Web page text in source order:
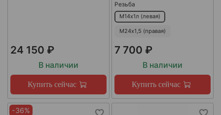
24 150 ₽
В наличии
Купить сейчас
Резьба
М14х1л (левая)
М24х1,5 (правая)
7 700 ₽
В наличии
Купить сейчас
-36%